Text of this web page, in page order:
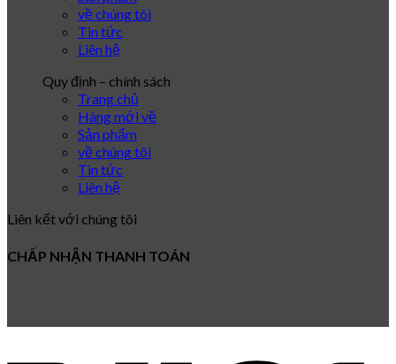
về chúng tôi
Tin tức
Liên hệ
Quy định – chính sách
Trang chủ
Hàng mới về
Sản phẩm
về chúng tôi
Tin tức
Liên hệ
Liên kết với chúng tôi
CHẤP NHẬN THANH TOÁN